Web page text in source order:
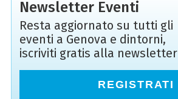
Newsletter Eventi
Resta aggiornato su tutti gli
eventi a Genova e dintorni,
iscriviti gratis alla newsletter
REGISTRATI